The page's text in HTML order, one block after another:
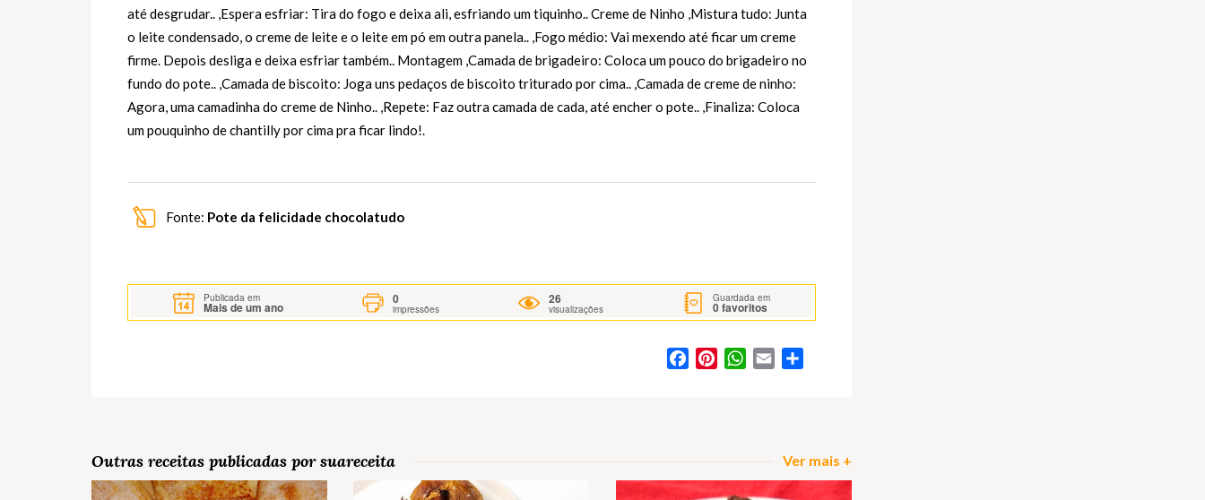
até desgrudar.. ,Espera esfriar: Tira do fogo e deixa ali, esfriando um tiquinho.. Creme de Ninho ,Mistura tudo: Junta
o leite condensado, o creme de leite e o leite em pó em outra panela.. ,Fogo médio: Vai mexendo até ficar um creme
firme. Depois desliga e deixa esfriar também.. Montagem ,Camada de brigadeiro: Coloca um pouco do brigadeiro no
fundo do pote.. ,Camada de biscoito: Joga uns pedaços de biscoito triturado por cima.. ,Camada de creme de ninho:
Agora, uma camadinha do creme de Ninho.. ,Repete: Faz outra camada de cada, até encher o pote.. ,Finaliza: Coloca
um pouquinho de chantilly por cima pra ficar lindo!.
Fonte: Pote da felicidade chocolatudo
Publicada em
Mais de um ano
0
impressões
26
visualizações
Guardada em
0favoritos
FacebookPinterestWhatsApp
Email
Outras receitas publicadas por suareceita Ver mais +